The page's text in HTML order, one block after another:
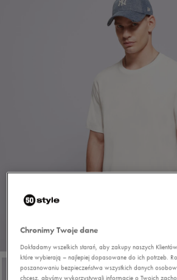
Chronimy Twoje dane
Dokładamy wszelkich starań, aby zakupy naszych
które wybierają – najlepiej dopasowane do ich potrzeb.
poszanowaniu bezpieczeństwa wszystkich danych
chcesz, abyśmy wykorzystywali informacje o Twoich